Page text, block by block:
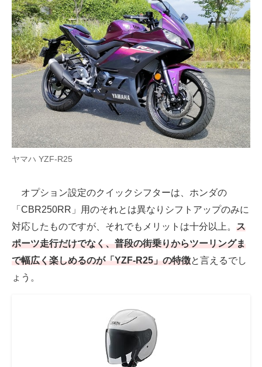
ヤマハ YZF-R25
オプション設定のクイックシフターは、ホンダの
「CBR250RR」用のそれとは異なりシフトアップのみに
対応したものですが、それでもメリットは十分以上。 ス
ポーツ走行だけでなく、普段の街乗りからツーリングま
で幅広く楽しめるのが「YZF-R25」の特徴と言えるでし
ょう。